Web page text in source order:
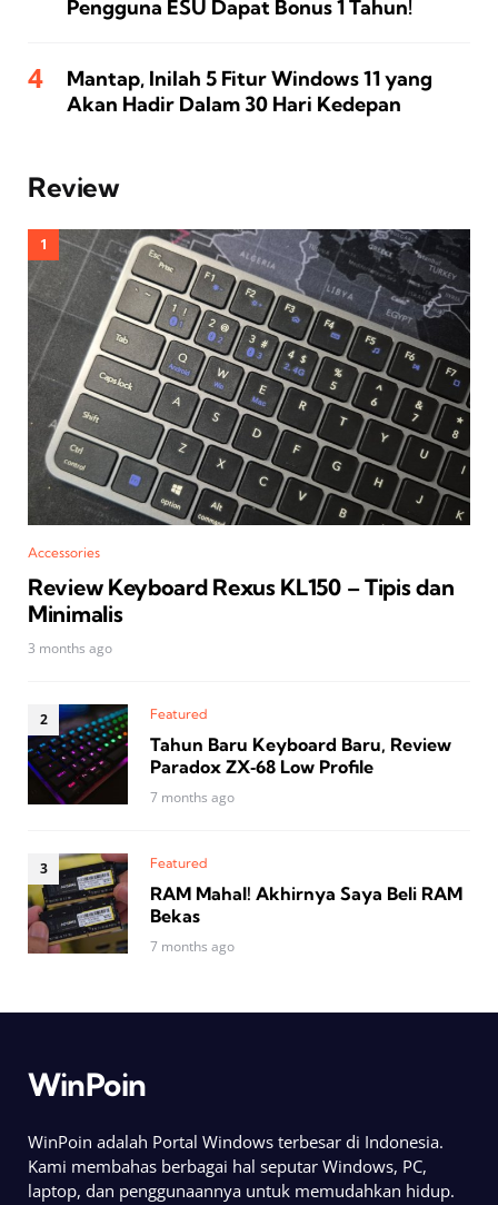
Pengguna ESU Dapat Bonus 1 Tahun!
Mantap, Inilah 5 Fitur Windows 11 yang
Akan Hadir Dalam 30 Hari Kedepan
Review
Accessories
Review Keyboard Rexus KL150 – Tipis dan
Minimalis
3 months ago
Featured
Tahun Baru Keyboard Baru, Review
Paradox ZX‑68 Low Profile
7 months ago
Featured
RAM Mahal! Akhirnya Saya Beli RAM
Bekas
7 months ago
WinPoin
WinPoin adalah Portal Windows terbesar di Indonesia.
Kami membahas berbagai hal seputar Windows, PC,
laptop, dan penggunaannya untuk memudahkan hidup.